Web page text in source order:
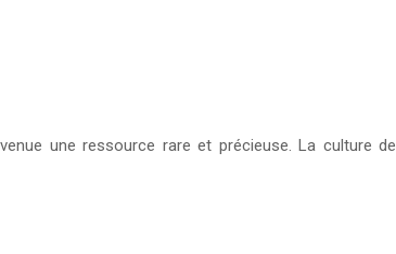
une ressource rare et précieuse. La culture de